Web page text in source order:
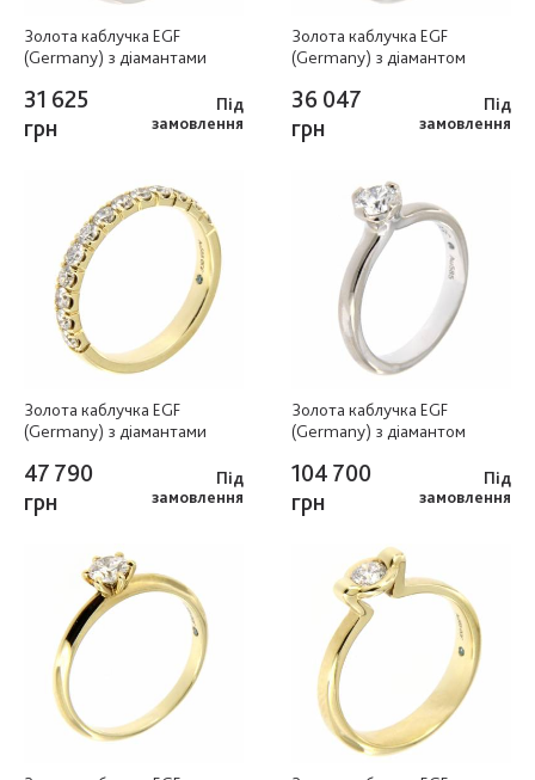
Золота каблучка EGF
(Germany) з діамантами
31 625
грн
Під
замовлення
Золота каблучка EGF
(Germany) з діамантом
36 047
грн
Під
замовлення
Золота каблучка EGF
(Germany) з діамантами
47 790
грн
Під
замовлення
Золота каблучка EGF
(Germany) з діамантом
104 700
грн
Під
замовлення